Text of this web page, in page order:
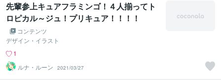
先輩参上キュアフラミンゴ！４人揃ってト
ロピカル～ジュ！プリキュア！！！！
コンテンツ
デザイン・イラスト
1
ルナ・ルーン
2021/03/27